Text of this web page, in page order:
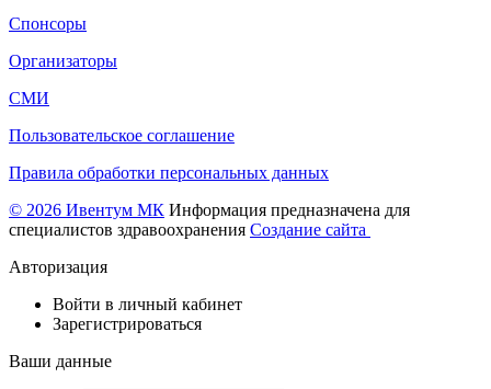
Спонсоры
Организаторы
СМИ
Пользовательское соглашение
Правила обработки персональных данных
© 2026 Ивентум МК Информация предназначена для
специалистов здравоохранения Создание сайта
Авторизация
Войти в личный кабинет
Зарегистрироваться
Ваши данные